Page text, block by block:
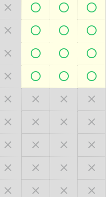
   
   
   
   
   
   
   
   
   